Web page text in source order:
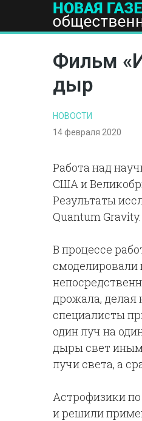
ПОЛИТИКА ОБЩЕСТВО
Фильм
дыр
НОВОСТИ
14 февраля 2020
Работа над
США и
Результаты
Quantum Gravity.
В процессе
смоделировали
дрожала, делая
специалисты
один луч на
дыры свет иным
лучи света, а
Астрофизики
и решили